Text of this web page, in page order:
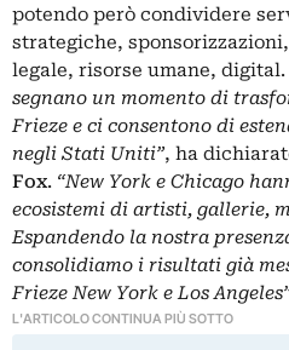
potendo però condividere
strategiche,
legale, risorse umane, digital.
segnano un momento di
Frieze e ci consentono di
negli Stati Uniti”, ha
Fox. “New York e Chicago
ecosistemi di artisti, gallerie,
Espandendo la nostra
consolidiamo i risultati già
Frieze New York e Los
L'ARTICOLO CONTINUA PIÙ SOTTO